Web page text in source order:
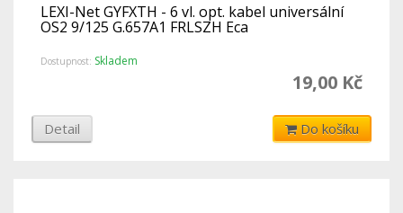
LEXI-Net GYFXTH - 6 vl. opt. kabel universální
OS2 9/125 G.657A1 FRLSZH Eca
Dostupnost: Skladem
19,00 Kč
Detail Do košíku